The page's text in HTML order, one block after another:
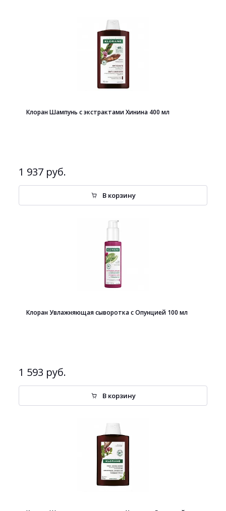
Клоран Шампунь с экстрактами Хинина 400 мл
1 937 руб.
В корзину
Клоран Увлажняющая сыворотка с Опунцией 100 мл
1 593 руб.
В корзину